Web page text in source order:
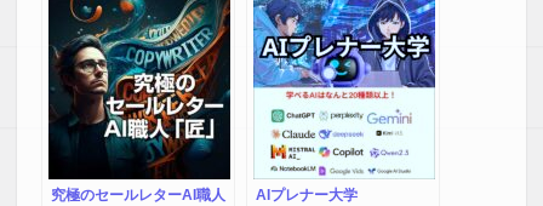
究極のセールレターAI職人
AIプレナー大学